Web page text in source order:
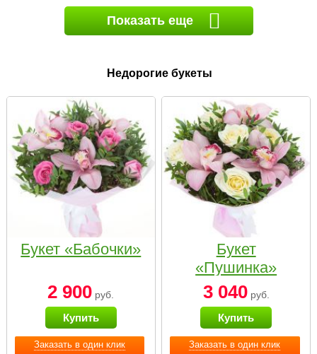
Показать еще
Недорогие букеты
Заказать в один клик
Букет «Бабочки»
2 900 руб.
Купить
Заказать в один клик
Букет
«Пушинка»
3 040руб.
Купить